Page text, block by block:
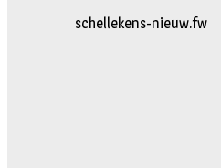
logo-vanhattum-nieuw.fw